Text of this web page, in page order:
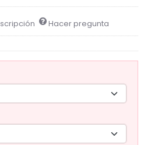
Hacer pregunta